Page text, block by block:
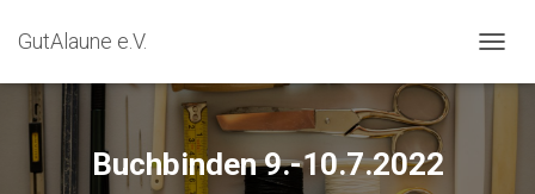
GutAlaune e.V.
Buchbinden 9.-10.7.2022